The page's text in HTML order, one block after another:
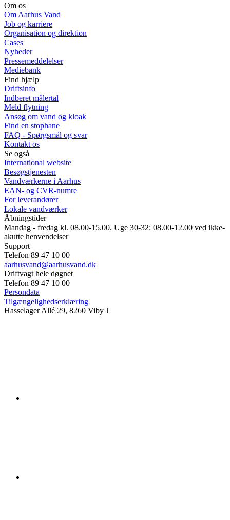
Om os
Om Aarhus Vand
Job og karriere
Organisation og direktion
Cases
Nyheder
Pressemeddelelser
Mediebank
Find hjælp
Driftsinfo
Indberet målertal
Meld flytning
Ansøg om vand og kloak
Find en stophane
FAQ - Spørgsmål og svar
Kontakt os
Se også
International website
Besøgstjenesten
Vandværkerne i Aarhus
EAN- og CVR-numre
For leverandører
Lokale vandværker
Åbningstider
Mandag - fredag kl. 08.00-15.00. Uge 30-32: 08.00-12.00 ved ikke-
akutte henvendelser
Support
Telefon 89 47 10 00
aarhusvand@aarhusvand.dk
Driftvagt hele døgnet
Telefon 89 47 10 00
Persondata
Tilgængelighedserklæring
Hasselager Allé 29, 8260 Viby J